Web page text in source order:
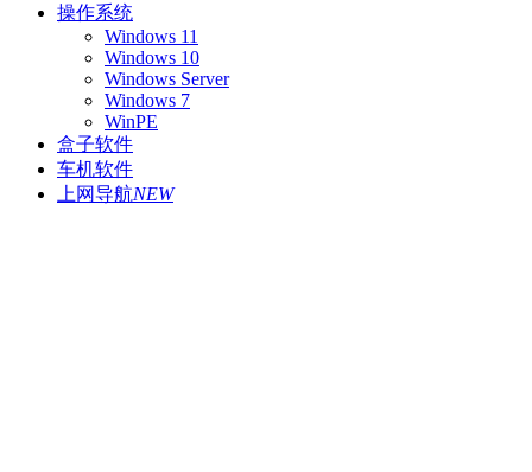
操作系统
Windows 11
Windows 10
Windows Server
Windows 7
WinPE
盒子软件
车机软件
上网导航NEW